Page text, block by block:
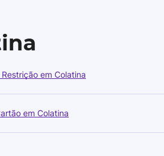
em Colatina
em Colatina